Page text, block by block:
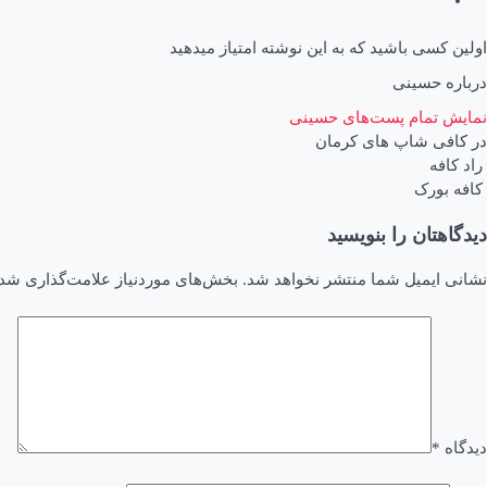
اولین کسی باشید که به این نوشته امتیاز میدهید
درباره حسینی
نمایش تمام پست‌های حسینی
درکافی شاپ های کرمان
راهبری
نوشته
راد کافه
کافه بورک
دیدگاهتان را بنویسید
نشانی ایمیل شما منتشر نخواهد شد. بخش‌های موردنیاز علامت‌گذاری
دیدگاه *